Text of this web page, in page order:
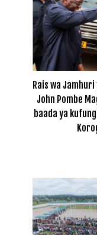
Rais wa
John Pombe
baada ya